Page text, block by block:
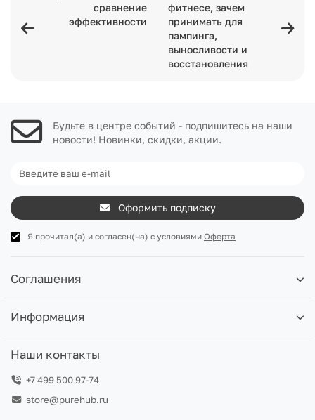
сравнение
эффективности
фитнесе, зачем
принимать для
пампинга,
выносливости и
восстановления
Будьте в центре событий - подпишитесь на наши
новости! Новинки, скидки, акции.
Оформить подписку
Я прочитал(а) и согласен(на) с условиями Оферта
Соглашения
Информация
Наши контакты
+7 499 500 97-74
store@purehub.ru